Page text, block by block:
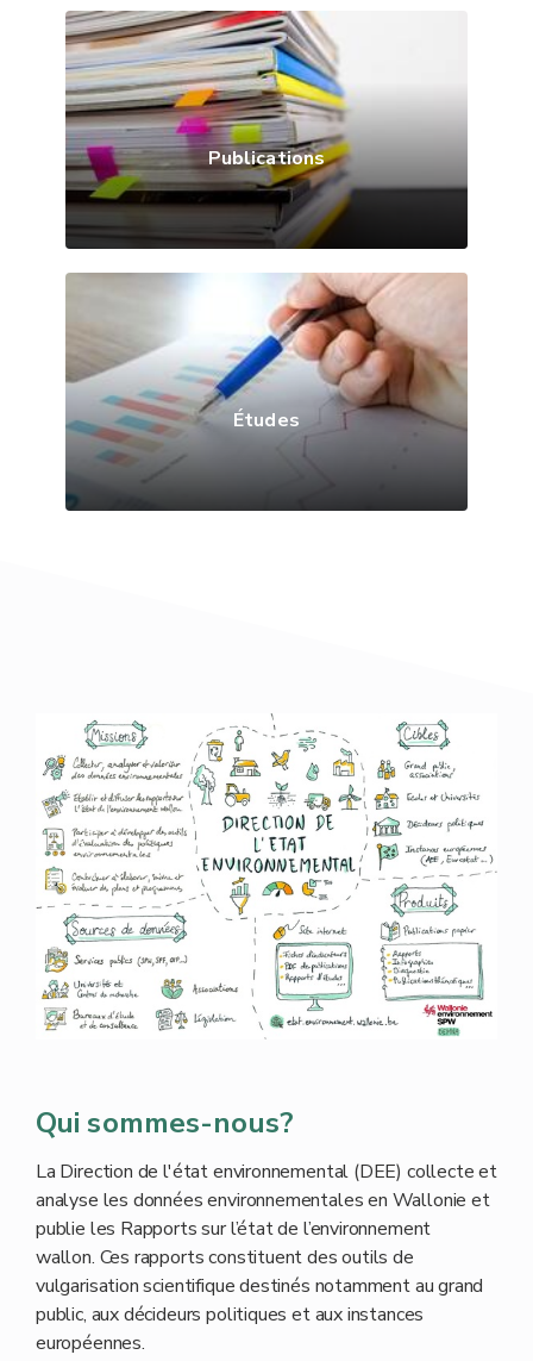
Publications
Études
Qui sommes-nous?
La Direction de l'état environnemental (DEE) collecte et
analyse les données environnementales en Wallonie et
publie les Rapports sur l’état de l’environnement
wallon. Ces rapports constituent des outils de
vulgarisation scientifique destinés notamment au grand
public, aux décideurs politiques et aux instances
européennes.